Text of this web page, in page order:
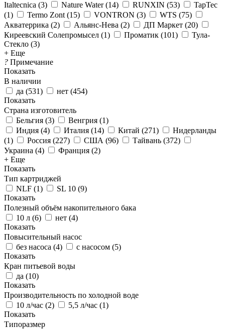
Italtecnica (3) Nature Water(14) RUNXIN (53)
TapTec
(1) Termo Zont (15) VONTRON (3) WTS (75)
Акватеррика (2) Альянс-Нева (2) ДП Маркет (20)
Киреевский Солепромысел (1) Проматик (101)
Тула-
Стекло (3)
+ Еще
? Примечание
Показать
В наличии
да (531) нет (454)
Показать
Страна изготовитель
Бельгия (3) Венгрия (1)
Индия (4) Италия (14) Китай (271)
Нидерланды
(1) Россия (227) США (96) Тайвань (372)
Украина (4) Франция (2)
+ Еще
Показать
Тип картриджей
NLF (1) SL 10 (9)
Показать
Полезный объём накопительного бака
10 л (6) нет (4)
Показать
Повысительный насос
без насоса (4) с насосом (5)
Показать
Кран питьевой воды
да (10)
Показать
Производительность по холодной воде
10 л/час (2) 5,5 л/час (1)
Показать
Типоразмер